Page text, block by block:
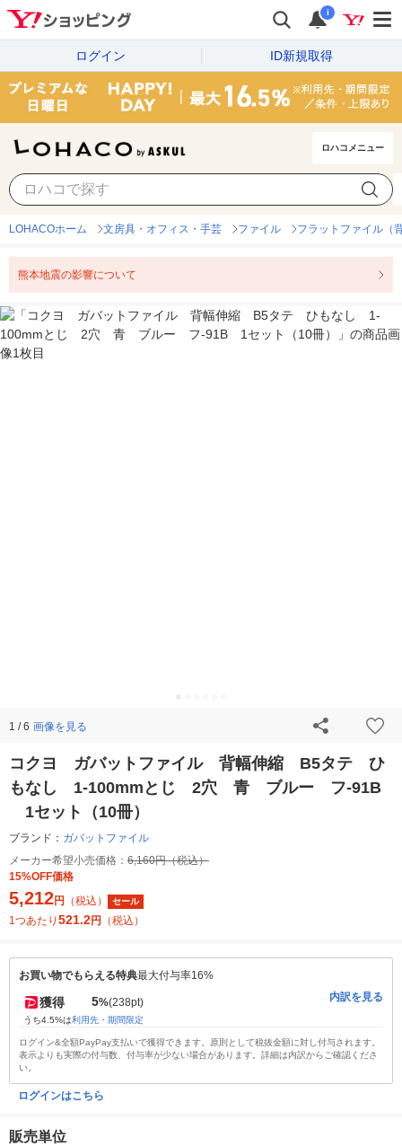
i
ログイン ID新規取得
ロハコメニュー
LOHACOホーム 文房具・オフィス・手芸 ファイル フラットファイル（
熊本地震の影響について
1 / 6 画像を見る
コクヨ ガバットファイル 背幅伸縮 B5タテ ひ
もなし 1-100mmとじ 2穴 青 ブルー フ-91B
1セット（10冊）
ブランド： ガバットファイル
メーカー希望小売価格： 6,160円（税込）
15%OFF価格
5,212円 （税込） セール
1つあたり 521.2円 （税込）
お買い物でもらえる特典最大付与率16%
獲得 5%(238pt)
うち4.5%は利用先・期間限定
内訳を見る
ログイン&全額PayPay支払いで獲得できます。原則として税抜金額に対し付与されます。
表示よりも実際の付与数、付与率が少ない場合があります。詳細は内訳からご確認くださ
い。
ログインはこちら
販売単位